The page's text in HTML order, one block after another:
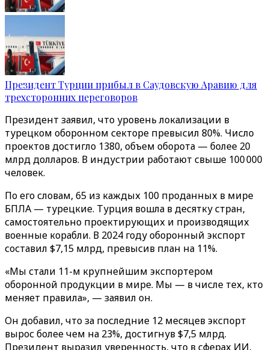
Президент Турции прибыл в Саудовскую Аравию для
трехсторонних переговоров
Президент заявил, что уровень локализации в
турецком оборонном секторе превысил 80%. Число
проектов достигло 1380, объем оборота — более 20
млрд долларов. В индустрии работают свыше 100 000
человек.
По его словам, 65 из каждых 100 проданных в мире
БПЛА — турецкие. Турция вошла в десятку стран,
самостоятельно проектирующих и производящих
военные корабли. В 2024 году оборонный экспорт
составил $7,15 млрд, превысив план на 11%.
«Мы стали 11-м крупнейшим экспортером
оборонной продукции в мире. Мы — в числе тех, кто
меняет правила», — заявил он.
Он добавил, что за последние 12 месяцев экспорт
вырос более чем на 23%, достигнув $7,5 млрд.
Президент выразил уверенность, что в сферах ИИ,